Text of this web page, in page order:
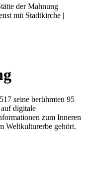
der Mahnung
mit Stadtkirche |
seine berühmten 95
digitale
zum Inneren
Weltkulturerbe gehört.